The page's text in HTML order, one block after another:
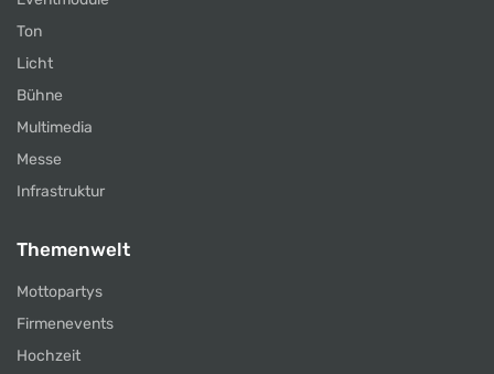
Ton
Licht
Bühne
Multimedia
Messe
Infrastruktur
Themenwelt
Mottopartys
Firmenevents
Hochzeit